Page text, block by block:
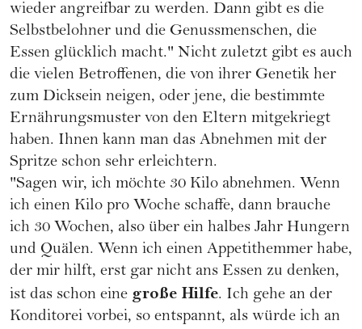
wieder angreifbar zu werden. Dann gibt es die
Selbstbelohner und die Genussmenschen, die
Essen glücklich macht." Nicht zuletzt gibt es auch
die vielen Betroffenen, die von ihrer Genetik her
zum Dicksein neigen, oder jene, die bestimmte
Ernährungsmuster von den Eltern mitgekriegt
haben. Ihnen kann man das Abnehmen mit der
Spritze schon sehr erleichtern.
"Sagen wir, ich möchte 30 Kilo abnehmen. Wenn
ich einen Kilo pro Woche schaffe, dann brauche
ich 30 Wochen, also über ein halbes Jahr Hungern
und Quälen. Wenn ich einen Appetithemmer habe,
der mir hilft, erst gar nicht ans Essen zu denken,
ist das schon eine große Hilfe. Ich gehe an der
Konditorei vorbei, so entspannt, als würde ich an